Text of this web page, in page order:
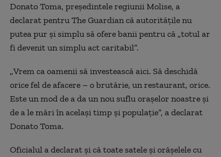
Donato Toma, preşedintele regiunii Molise, a
declarat pentru The Guardian că autorităţile nu
putea pur şi simplu să ofere banii pentru că „totul ar
fi devenit un simplu act caritabil”.
„Vrem ca oamenii să investească aici. Să deschidă
orice fel de afacere – o brutărie, un restaurant, orice.
Este un mod de a da un nou suflu oraşelor noastre şi
de a le mări în acelaşi timp şi populaţie”, a declarat
Donato Toma.
Oficialul a declarat şi că toate satele şi orăşelele cu